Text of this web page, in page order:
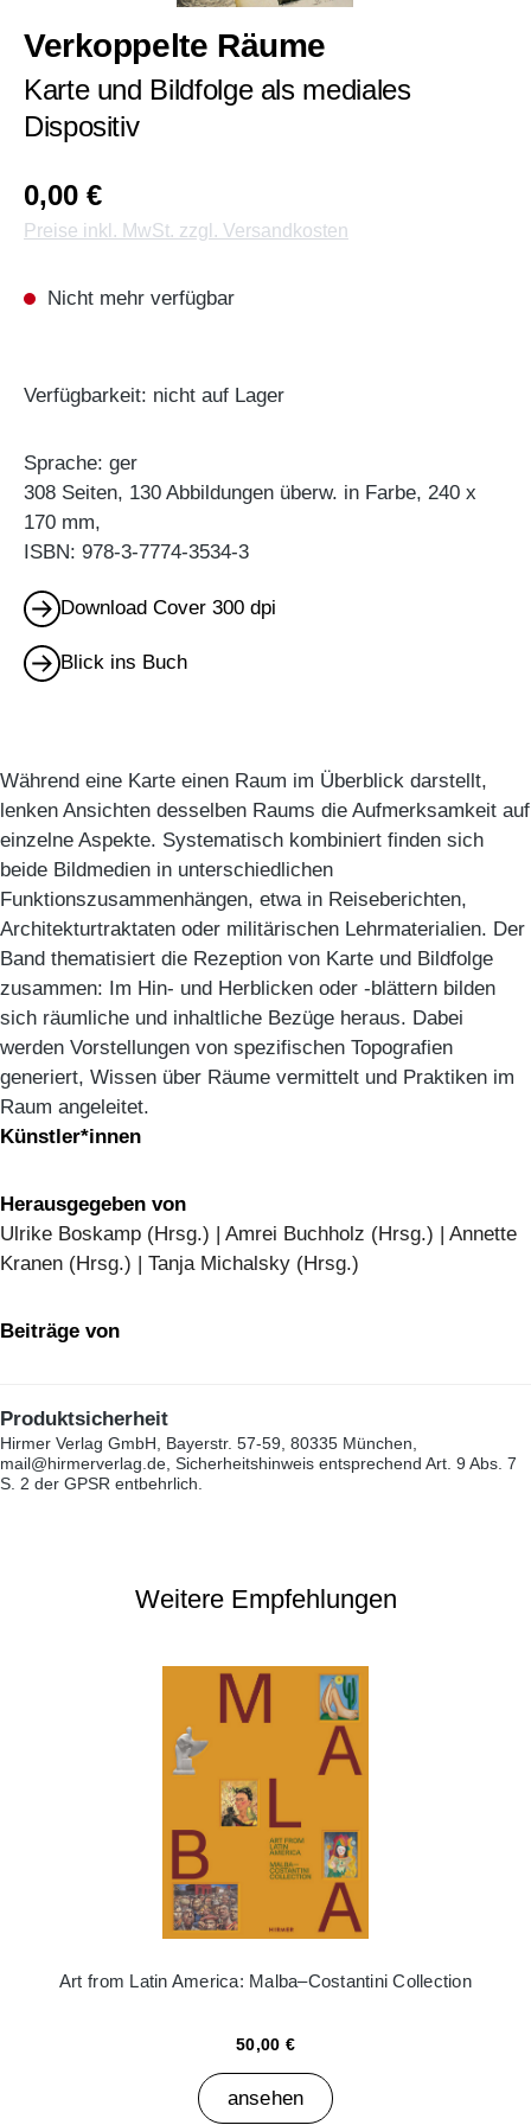
Verkoppelte Räume
Karte und Bildfolge als mediales
Dispositiv
0,00 €
Preise inkl. MwSt. zzgl. Versandkosten
Nicht mehr verfügbar
Verfügbarkeit: nicht auf Lager
Sprache: ger
308 Seiten, 130 Abbildungen überw. in Farbe, 240 x
170 mm,
ISBN: 978-3-7774-3534-3
Download Cover 300 dpi
Blick ins Buch
Während eine Karte einen Raum im Überblick darstellt,
lenken Ansichten desselben Raums die Aufmerksamkeit auf
einzelne Aspekte. Systematisch kombiniert finden sich
beide Bildmedien in unterschiedlichen
Funktionszusammenhängen, etwa in Reiseberichten,
Architekturtraktaten oder militärischen Lehrmaterialien. Der
Band thematisiert die Rezeption von Karte und Bildfolge
zusammen: Im Hin- und Herblicken oder -blättern bilden
sich räumliche und inhaltliche Bezüge heraus. Dabei
werden Vorstellungen von spezifischen Topografien
generiert, Wissen über Räume vermittelt und Praktiken im
Raum angeleitet.
Künstler*innen
Herausgegeben von
Ulrike Boskamp (Hrsg.) | Amrei Buchholz (Hrsg.) | Annette
Kranen (Hrsg.) | Tanja Michalsky (Hrsg.)
Beiträge von
Produktsicherheit
Hirmer Verlag GmbH, Bayerstr. 57-59, 80335 München,
mail@hirmerverlag.de, Sicherheitshinweis entsprechend Art. 9 Abs. 7
S. 2 der GPSR entbehrlich.
Weitere Empfehlungen
Art from Latin America: Malba–Costantini Collection
50,00 €
ansehen